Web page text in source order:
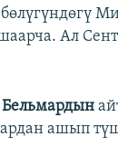
Ал
ашып